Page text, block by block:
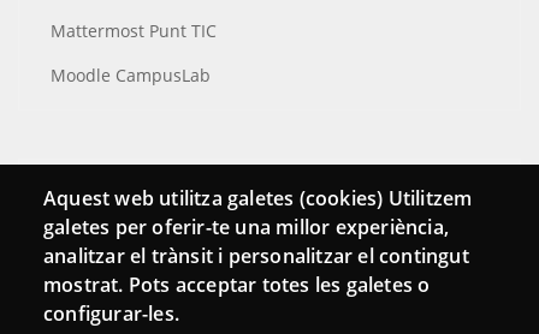
Mattermost Punt TIC
Moodle CampusLab
Connecta
Bustia de contacte
Butlletins
Aquest web utilitza galetes (cookies) Utilitzem
galetes per oferir-te una millor experiència,
analitzar el trànsit i personalitzar el contingut
mostrat. Pots acceptar totes les galetes o
configurar-les.